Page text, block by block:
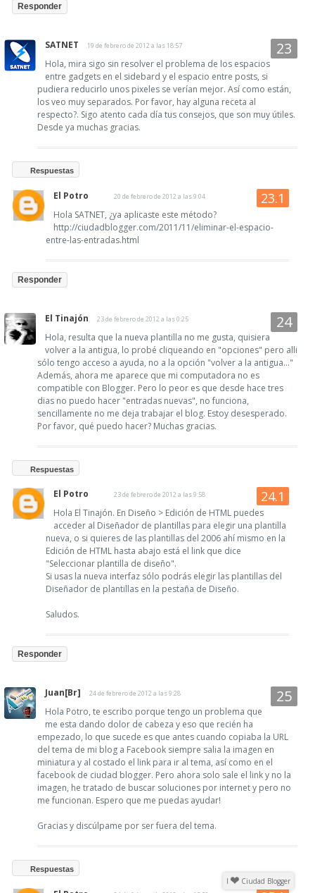
Responder
SATNET 19 de febrero de 2012 a las 18:57
Hola, mira sigo sin resolver el problema de los espacios
entre gadgets en el sidebard y el espacio entre posts, si
pudiera reducirlo unos pixeles se verían mejor. Así como están,
los veo muy separados. Por favor, hay alguna receta al
respecto?. Sigo atento cada día tus consejos, que son muy útiles.
Desde ya muchas gracias.
Respuestas
El Potro 20 de febrero de 2012 a las 9:04
Hola SATNET, ¿ya aplicaste este método?
http://ciudadblogger.com/2011/11/eliminar-el-espacio-
entre-las-entradas.html
Responder
El Tinajón 23 de febrero de 2012 a las 0:25
Hola, resulta que la nueva plantilla no me gusta, quisiera
volver a la antigua, lo probé cliqueando en "opciones" pero alli
sólo tengo acceso a ayuda, no a la opción "volver a la antigua..."
Además, ahora me aparece que mi computadora no es
compatible con Blogger. Pero lo peor es que desde hace tres
dias no puedo hacer "entradas nuevas", no funciona,
sencillamente no me deja trabajar el blog. Estoy desesperado.
Por favor, qué puedo hacer? Muchas gracias.
Respuestas
El Potro 23 de febrero de 2012 a las 9:58
Hola El Tinajón. En Diseño > Edición de HTML puedes
acceder al Diseñador de plantillas para elegir una plantilla
nueva, o si quieres de las plantillas del 2006 ahí mismo en la
Edición de HTML hasta abajo está el link que dice
"Seleccionar plantilla de diseño".
Si usas la nueva interfaz sólo podrás elegir las plantillas del
Diseñador de plantillas en la pestaña de Diseño.
Saludos.
Responder
Juan[Br] 24 de febrero de 2012 a las 9:28
Hola Potro, te escribo porque tengo un problema que
me esta dando dolor de cabeza y eso que recién ha
empezado, lo que sucede es que antes cuando copiaba la URL
del tema de mi blog a Facebook siempre salia la imagen en
miniatura y al costado el link para ir al tema, así como en el
facebook de ciudad blogger. Pero ahora solo sale el link y no la
imagen, he tratado de buscar soluciones por internet y pero no
me funcionan. Espero que me puedas ayudar!
Gracias y discúlpame por ser fuera del tema.
Respuestas
I Ciudad Blogger